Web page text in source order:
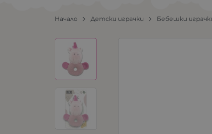
Начало Детски играчки Бебешки